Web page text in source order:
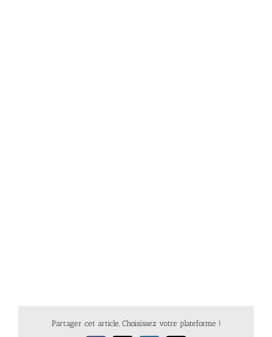
Partager cet article, Choisissez votre plateforme !